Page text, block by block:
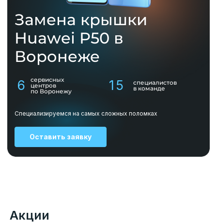
Замена крышки
Huawei P50 в
Воронеже
6
сервисных
центров
по Воронежу
15
специалистов
в команде
Специализируемся на самых сложных поломках
Оставить заявку
Акции